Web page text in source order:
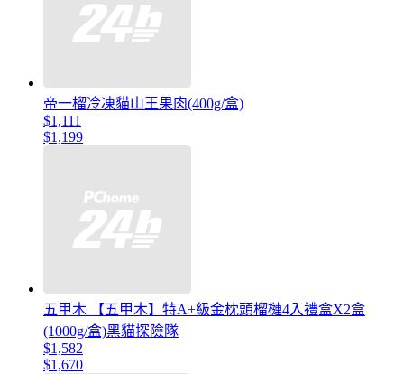
帝一榴冷凍貓山王果肉(400g/盒)
$1,111
$1,199
五甲木 【五甲木】特A+級金枕頭榴槤4入禮盒X2盒
(1000g/盒)黑貓探險隊
$1,582
$1,670